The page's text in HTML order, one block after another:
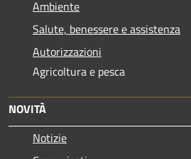
Ambiente
Salute, benessere e assistenza
Autorizzazioni
Agricoltura e pesca
NOVITÀ
Notizie